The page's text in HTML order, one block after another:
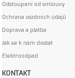
Odstoupení od smlouvy
Ochrana osobních údajů
Doprava a platba
Jak se k nám dostat
Elektroodpad
KONTAKT